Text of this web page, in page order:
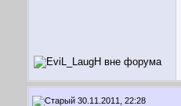
30.11.2011, 22:28